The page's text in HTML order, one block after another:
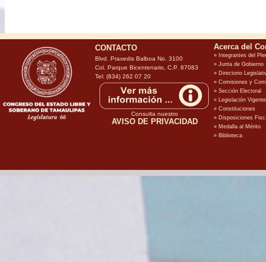
CONTACTO
Blvd. Praxedis Balboa No. 3100
Col. Parque Bicentenario, C.P. 87083
Tel: (834) 262 07 20
Consulta nuestro
AVISO DE PRIVACIDAD